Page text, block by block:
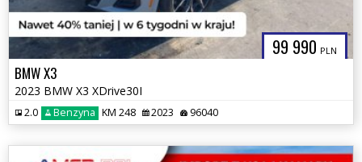
99 990 PLN
BMW X3
2023 BMW X3 XDrive30I
2.0 Benzyna KM 248 2023 96040